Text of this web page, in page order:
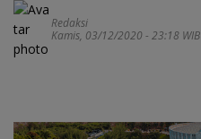
Redaksi
Kamis, 03/12/2020 - 23:18 WIB